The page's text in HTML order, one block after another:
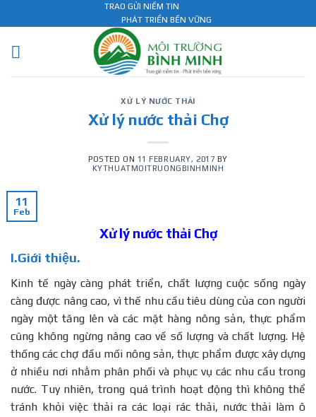
to
content
TRAO GỬI NIỀM TIN
PHÁT TRIỂN BỀN VỮNG
XỬ LÝ NƯỚC THẢI
Xử lý nước thải Chợ
POSTED ON 11 FEBRUARY, 2017 BY
KYTHUATMOITRUONGBINHMINH
11
Feb
Xử lý nước thải Chợ
I.Giới thiệu.
Kinh tế ngày càng phát triển, chất lượng cuộc sống ngày
càng được nâng cao, vì thế nhu cầu tiêu dùng của con người
ngày một tăng lên và các mặt hàng nông sản, thực phẩm
cũng không ngừng nâng cao về số lượng và chất lượng. Hệ
thống các chợ đầu mối nông sản, thực phẩm được xây dựng
ở nhiều nơi nhằm phân phối và phục vụ các nhu cầu trong
nước. Tuy nhiên, trong quá trình hoạt động thì không thể
tránh khỏi việc thải ra các loại rác thải, nước thải làm ô